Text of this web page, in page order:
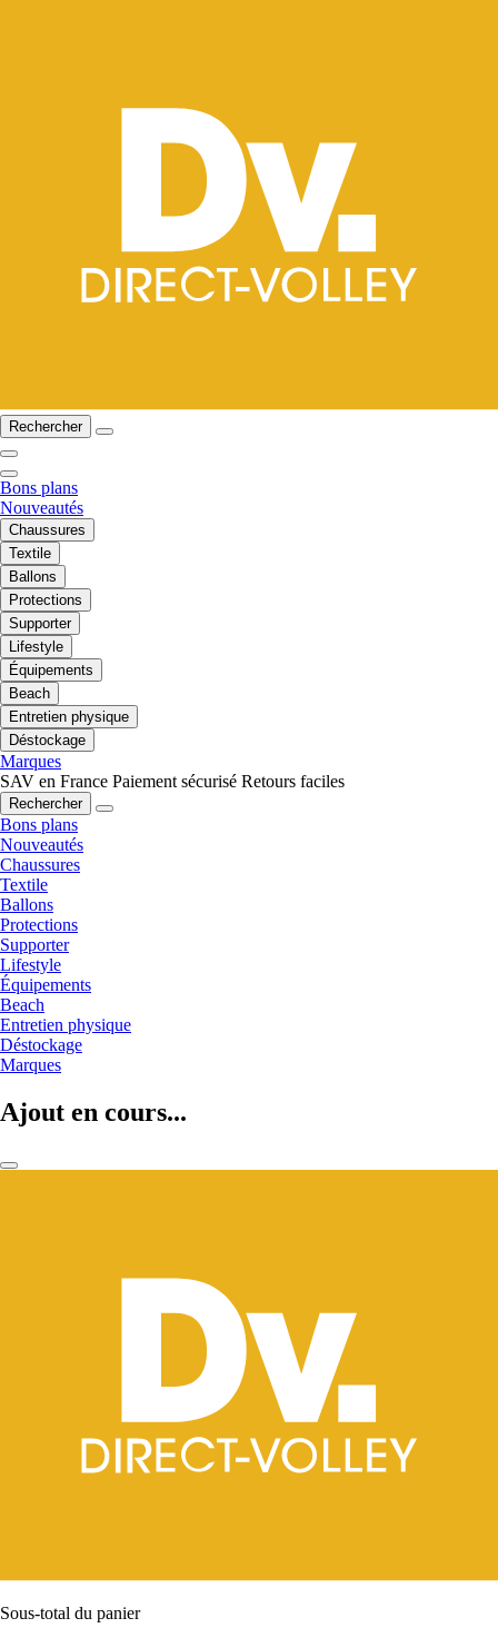
Rechercher
Bons plans
Nouveautés
Chaussures
Textile
Ballons
Protections
Supporter
Lifestyle
Équipements
Beach
Entretien physique
Déstockage
Marques
SAV en France Paiement sécurisé Retours faciles
Rechercher
Bons plans
Nouveautés
Chaussures
Textile
Ballons
Protections
Supporter
Lifestyle
Équipements
Beach
Entretien physique
Déstockage
Marques
Ajout en cours...
Sous-total du panier